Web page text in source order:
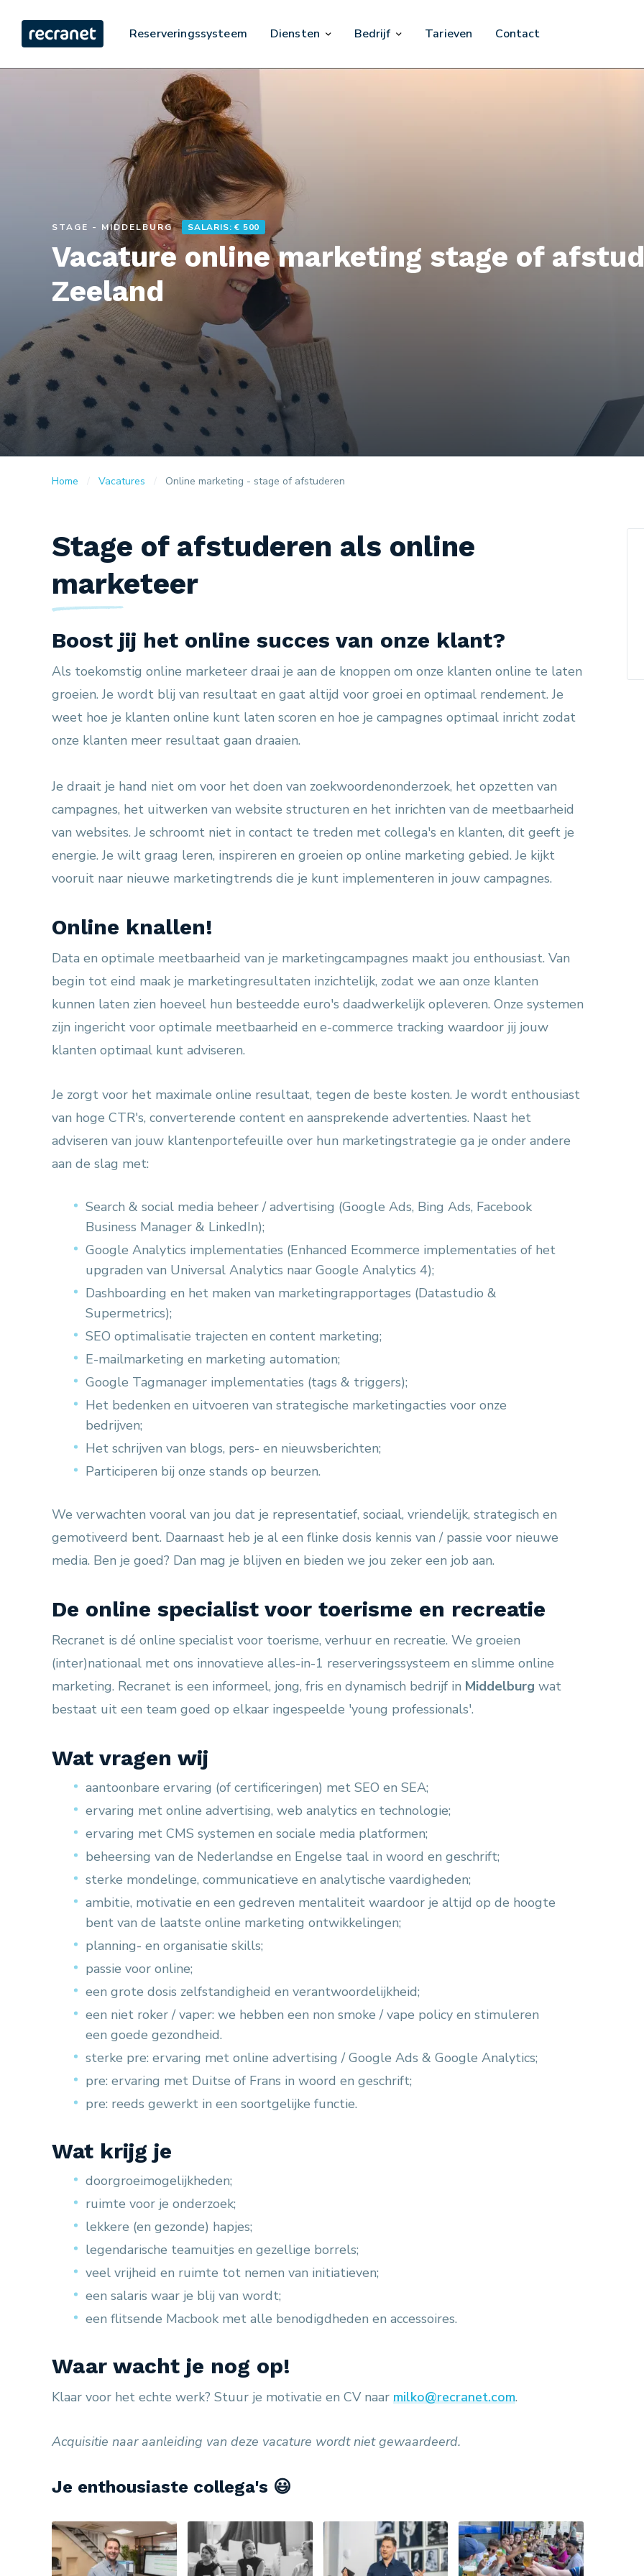
Reserveringssysteem Diensten Bedrijf Tarieven Contact
STAGE - MIDDELBURG SALARIS: € 500
Vacature online marketing stage of
Zeeland
Home Vacatures Online marketing - stage of afstuderen
Stage of afstuderen als online
marketeer
Boost jij het online succes van onze klant?
Als toekomstig online marketeer draai je aan de knoppen om onze klanten online te laten
groeien. Je wordt blij van resultaat en gaat altijd voor groei en optimaal rendement. Je
weet hoe je klanten online kunt laten scoren en hoe je campagnes optimaal inricht zodat
onze klanten meer resultaat gaan draaien.
Je draait je hand niet om voor het doen van zoekwoordenonderzoek, het opzetten van
campagnes, het uitwerken van website structuren en het inrichten van de meetbaarheid
van websites. Je schroomt niet in contact te treden met collega's en klanten, dit geeft je
energie. Je wilt graag leren, inspireren en groeien op online marketing gebied. Je kijkt
vooruit naar nieuwe marketingtrends die je kunt implementeren in jouw campagnes.
Online knallen!
Data en optimale meetbaarheid van je marketingcampagnes maakt jou enthousiast. Van
begin tot eind maak je marketingresultaten inzichtelijk, zodat we aan onze klanten
kunnen laten zien hoeveel hun besteedde euro's daadwerkelijk opleveren. Onze systemen
zijn ingericht voor optimale meetbaarheid en e-commerce tracking waardoor jij jouw
klanten optimaal kunt adviseren.
Je zorgt voor het maximale online resultaat, tegen de beste kosten. Je wordt enthousiast
van hoge CTR's, converterende content en aansprekende advertenties. Naast het
adviseren van jouw klantenportefeuille over hun marketingstrategie ga je onder andere
aan de slag met:
Search & social media beheer / advertising (Google Ads, Bing Ads, Facebook
Business Manager & LinkedIn);
Google Analytics implementaties (Enhanced Ecommerce implementaties of het
upgraden van Universal Analytics naar Google Analytics 4);
Dashboarding en het maken van marketingrapportages (Datastudio &
Supermetrics);
SEO optimalisatie trajecten en content marketing;
E-mailmarketing en marketing automation;
Google Tagmanager implementaties (tags & triggers);
Het bedenken en uitvoeren van strategische marketingacties voor onze
bedrijven;
Het schrijven van blogs, pers- en nieuwsberichten;
Participeren bij onze stands op beurzen.
We verwachten vooral van jou dat je representatief, sociaal, vriendelijk, strategisch en
gemotiveerd bent. Daarnaast heb je al een flinke dosis kennis van / passie voor nieuwe
media. Ben je goed? Dan mag je blijven en bieden we jou zeker een job aan.
De online specialist voor toerisme en recreatie
Recranet is dé online specialist voor toerisme, verhuur en recreatie. We groeien
(inter)nationaal met ons innovatieve alles-in-1 reserveringssysteem en slimme online
marketing. Recranet is een informeel, jong, fris en dynamisch bedrijf in Middelburg wat
bestaat uit een team goed op elkaar ingespeelde 'young professionals'.
Wat vragen wij
aantoonbare ervaring (of certificeringen) met SEO en SEA;
ervaring met online advertising, web analytics en technologie;
ervaring met CMS systemen en sociale media platformen;
beheersing van de Nederlandse en Engelse taal in woord en geschrift;
sterke mondelinge, communicatieve en analytische vaardigheden;
ambitie, motivatie en een gedreven mentaliteit waardoor je altijd op de hoogte
bent van de laatste online marketing ontwikkelingen;
planning- en organisatie skills;
passie voor online;
een grote dosis zelfstandigheid en verantwoordelijkheid;
een niet roker / vaper: we hebben een non smoke / vape policy en stimuleren
een goede gezondheid.
sterke pre: ervaring met online advertising / Google Ads & Google Analytics;
pre: ervaring met Duitse of Frans in woord en geschrift;
pre: reeds gewerkt in een soortgelijke functie.
Wat krijg je
doorgroeimogelijkheden;
ruimte voor je onderzoek;
lekkere (en gezonde) hapjes;
legendarische teamuitjes en gezellige borrels;
veel vrijheid en ruimte tot nemen van initiatieven;
een salaris waar je blij van wordt;
een flitsende Macbook met alle benodigdheden en accessoires.
Waar wacht je nog op!
Klaar voor het echte werk? Stuur je motivatie en CV naar milko@recranet.com.
Acquisitie naar aanleiding van deze vacature wordt niet gewaardeerd.
Je enthousiaste collega's 😃